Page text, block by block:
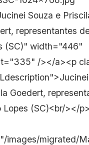
Souza e
representantes
(SC)" width="446"
/></a><p
Goedert,
Lopes (SC)<br/></
images/migrated/